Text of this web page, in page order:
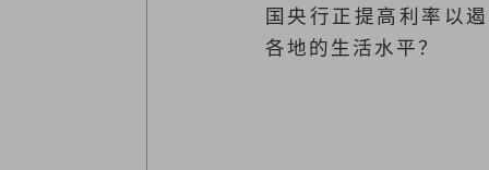
国央行正提高利率以
各地的生活水平？